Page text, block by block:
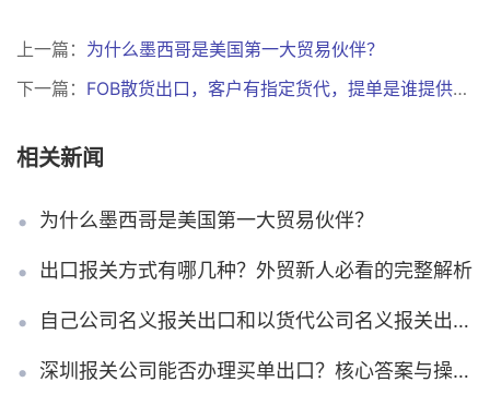
上一篇： 为什么墨西哥是美国第一大贸易伙伴？
下一篇： FOB散货出口，客户有指定货代，提单是谁提供的?
相关新闻
为什么墨西哥是美国第一大贸易伙伴？
出口报关方式有哪几种？外贸新人必看的完整解析
自己公司名义报关出口和以货代公司名义报关出口会有什么区别吗?
深圳报关公司能否办理买单出口？核心答案与操作要点说明